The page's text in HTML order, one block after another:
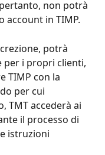
non potrà
account in TIMP.
potrà
per i propri clienti,
TIMP con la
per cui
TMT accederà ai
il processo di
istruzioni